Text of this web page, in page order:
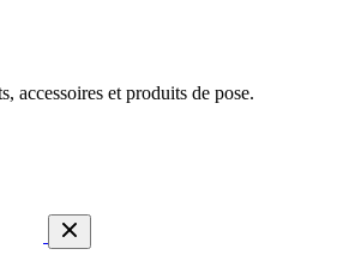
accessoires et produits de pose.